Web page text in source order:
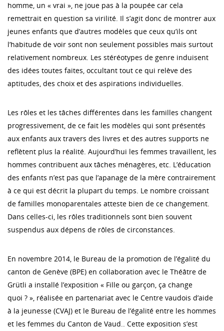
homme, un « vrai », ne joue pas à la poupée car cela
remettrait en question sa virilité. Il s’agit donc de montrer aux
jeunes enfants que d’autres modèles que ceux qu’ils ont
l’habitude de voir sont non seulement possibles mais surtout
relativement nombreux. Les stéréotypes de genre induisent
des idées toutes faites, occultant tout ce qui relève des
aptitudes, des choix et des aspirations individuelles.
Les rôles et les tâches différentes dans les familles changent
progressivement, de ce fait les modèles qui sont présentés
aux enfants aux travers des livres et des autres supports ne
reflètent plus la réalité. Aujourd’hui les femmes travaillent, les
hommes contribuent aux tâches ménagères, etc. L’éducation
des enfants n’est pas que l’apanage de la mère contrairement
à ce qui est décrit la plupart du temps. Le nombre croissant
de familles monoparentales atteste bien de ce changement.
Dans celles-ci, les rôles traditionnels sont bien souvent
suspendus aux dépens de rôles de circonstances.
En novembre 2014, le Bureau de la promotion de l’égalité du
canton de Genève (BPE) en collaboration avec le Théâtre de
Grütli a installé l’exposition « Fille ou garçon, ça change
quoi ? », réalisée en partenariat avec le Centre vaudois d’aide
à la jeunesse (CVAJ) et le Bureau de l’égalité entre les hommes
et les femmes du Canton de Vaud.. Cette exposition s’est